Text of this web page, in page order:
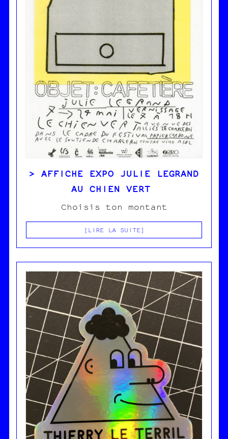
AFFICHE EXPO JULIE LEGRAND
AU CHIEN VERT
Choisis ton montant
LIRE LA SUITE